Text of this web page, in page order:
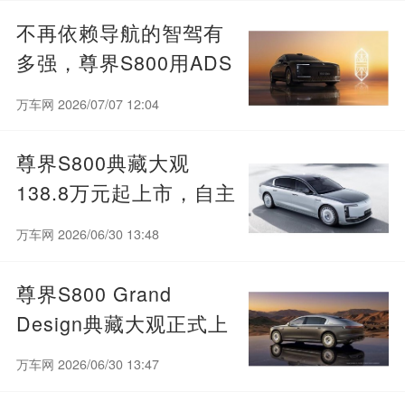
不再依赖导航的智驾有
多强，尊界S800用ADS
5实车测验给出答案
万车网 2026/07/07 12:04
尊界S800典藏大观
138.8万元起上市，自主
旗舰冲击全球超豪华赛
万车网 2026/06/30 13:48
尊界S800 Grand
Design典藏大观正式上
市，售价138.8万元起
万车网 2026/06/30 13:47